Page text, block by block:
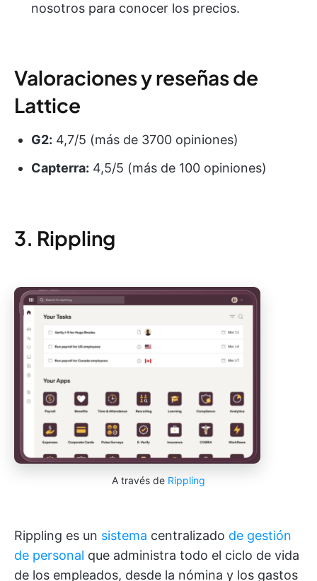
nosotros para conocer los precios.
Valoraciones y reseñas de
Lattice
G2: 4,7/5 (más de 3700 opiniones)
Capterra: 4,5/5 (más de 100 opiniones)
3. Rippling
A través de Rippling
Rippling es un sistema centralizado de gestión
de personal que administra todo el ciclo de vida
de los empleados, desde la nómina y los gastos